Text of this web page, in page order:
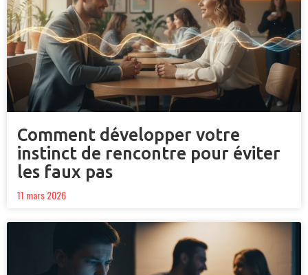
Comment développer votre
instinct de rencontre pour éviter
les faux pas
11 mars 2026